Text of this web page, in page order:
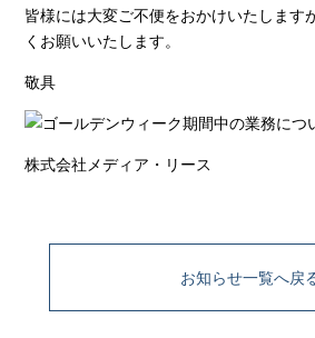
皆様には大変ご不便をおかけいたします
くお願いいたします。
敬具
株式会社メディア・リース
お知らせ一覧へ戻